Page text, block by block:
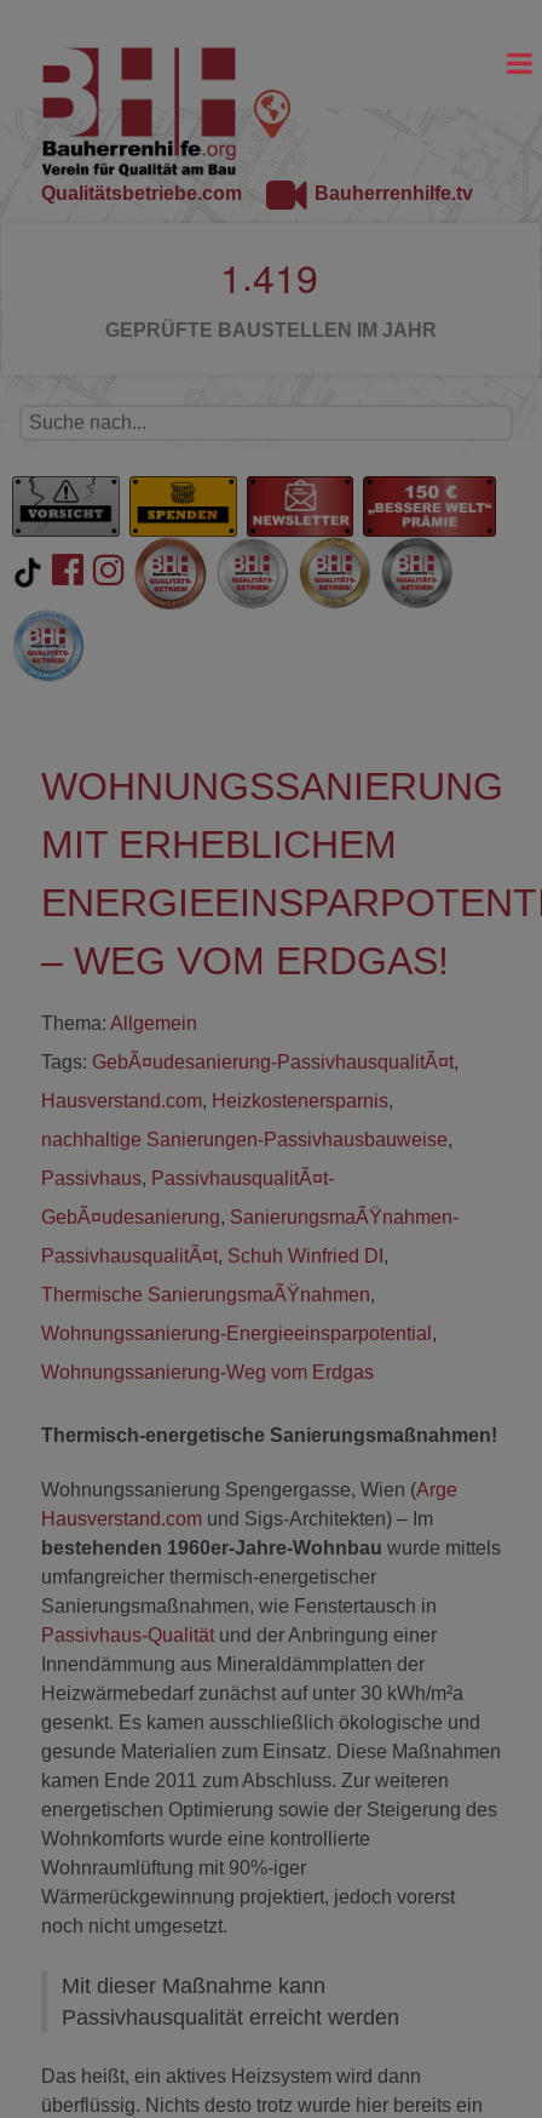
Qualitätsbetriebe.com Bauherrenhilfe.tv
1 .419
GEPRÜFTE BAUSTELLEN IM JAHR
WOHNUNGSSANIERUNG
MIT ERHEBLICHEM
– WEG VOM ERDGAS!
Thema: Allgemein
Tags: GebÃ¤udesanierung-PassivhausqualitÃ¤t,
Hausverstand.com, Heizkostenersparnis,
nachhaltige Sanierungen-Passivhausbauweise,
Passivhaus, PassivhausqualitÃ¤t-
GebÃ¤udesanierung, SanierungsmaÃŸnahmen-
PassivhausqualitÃ¤t, Schuh Winfried DI ,
Thermische SanierungsmaÃŸnahmen,
Wohnungssanierung-Energieeinsparpotential ,
Wohnungssanierung-Weg vom Erdgas
Thermisch-energetische Sanierungsmaßnahmen!
Wohnungssanierung Spengergasse, Wien (Arge
Hausverstand.com und Sigs-Architekten) – Im
bestehenden 1960er-Jahre-Wohnbau wurde mittels
umfangreicher thermisch-energetischer
Sanierungsmaßnahmen, wie Fenstertausch in
Passivhaus-Qualität und der Anbringung einer
Innendämmung aus Mineraldämmplatten der
Heizwärmebedarf zunächst auf unter 30 kWh/m²a
gesenkt. Es kamen ausschließlich ökologische und
gesunde Materialien zum Einsatz. Diese Maßnahmen
kamen Ende 2011 zum Abschluss. Zur weiteren
energetischen Optimierung sowie der Steigerung des
Wohnkomforts wurde eine kontrollierte
Wohnraumlüftung mit 90%-iger
Wärmerückgewinnung projektiert, jedoch vorerst
noch nicht umgesetzt.
Mit dieser Maßnahme kann
Passivhausqualität erreicht werden
Das heißt, ein aktives Heizsystem wird dann
überflüssig. Nichts desto trotz wurde hier bereits ein